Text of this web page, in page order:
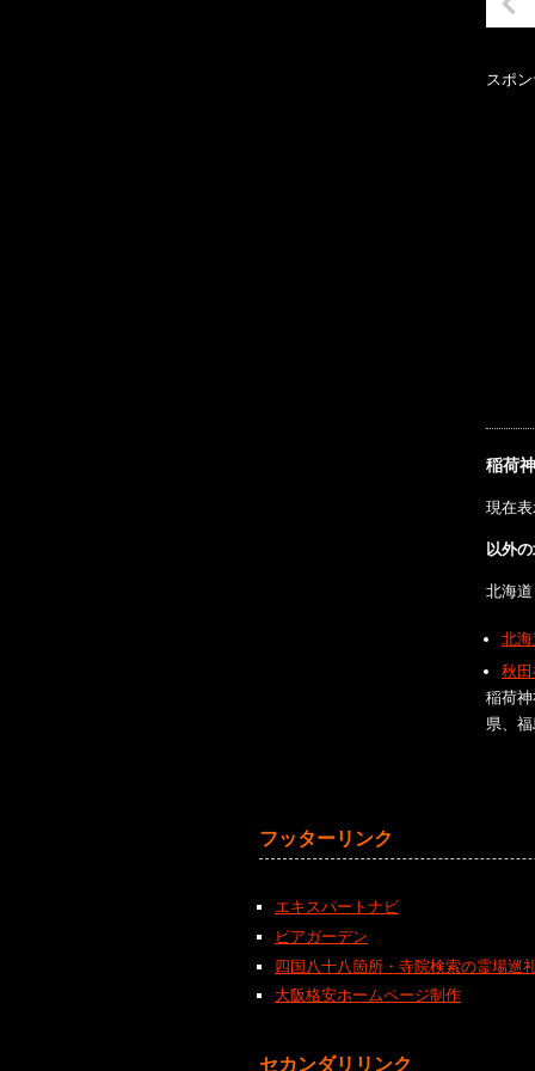
スポ
稲荷
現在
以外
北海
北
秋
稲荷
県、
フッターリンク
エキスパートナビ
ビアガーデン
四国八十八箇所・寺院検索の霊場巡
大阪格安ホームページ制作
セカンダリリンク